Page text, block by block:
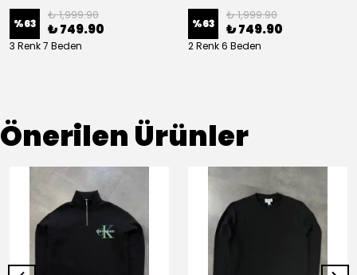
%63
₺ 1,999.90
₺ 749.90
3 Renk 7 Beden
%63
₺ 1,999.90
₺ 749.90
2 Renk 6 Beden
Önerilen Ürünler